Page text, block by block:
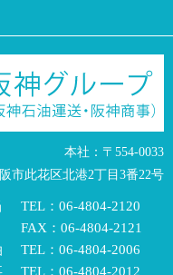
本社：〒554-0033
市此花区北港2丁目3番22号
TEL：06-4804-2120
FAX：06-4804-2121
TEL：06-4804-2006
TEL：06-4804-2012